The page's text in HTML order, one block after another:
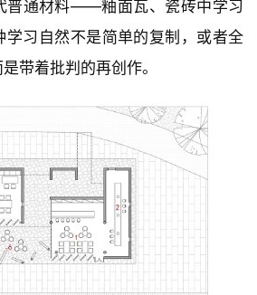
△ 夜景 @三文建筑
试从农村生产建筑中学习空间设计
普通材料——釉面瓦、瓷砖中学习